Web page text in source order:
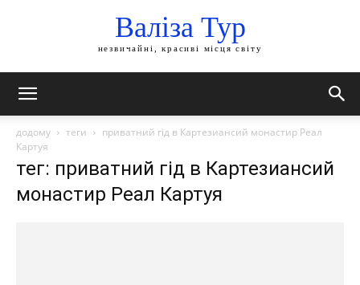
Валіза Тур
незвичайні, красиві місця світу
додому теги
приватний гід в Картезиансий монастир Реал
Картуя
тег: приватний гід в Картезиансий
монастир Реал Картуя